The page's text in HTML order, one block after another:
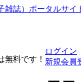
無料です！
ログイン
新規会員